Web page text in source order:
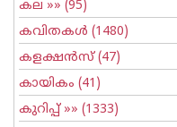
കല »» (95)
കവിതകള്‍ (1480)
കളക്ഷന്‍സ്(47)
കായികം (41)
കുറിപ്പ്‌ »» (1333)